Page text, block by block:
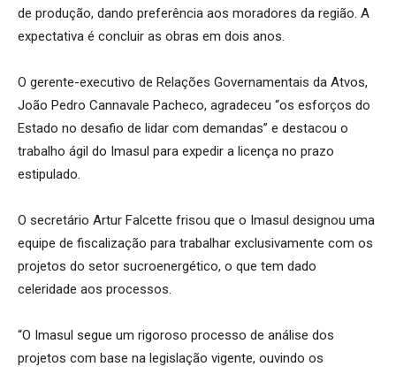
de produção, dando preferência aos moradores da região. A
expectativa é concluir as obras em dois anos.
O gerente-executivo de Relações Governamentais da Atvos,
João Pedro Cannavale Pacheco, agradeceu “os esforços do
Estado no desafio de lidar com demandas” e destacou o
trabalho ágil do Imasul para expedir a licença no prazo
estipulado.
O secretário Artur Falcette frisou que o Imasul designou uma
equipe de fiscalização para trabalhar exclusivamente com os
projetos do setor sucroenergético, o que tem dado
celeridade aos processos.
“O Imasul segue um rigoroso processo de análise dos
projetos com base na legislação vigente, ouvindo os